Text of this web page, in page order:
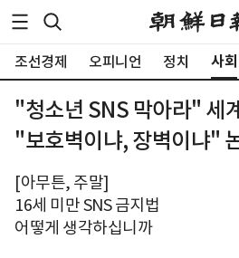
조선경제 오피니언 정치 사회
"청소년 SNS 막아라" 세
"보호벽이냐, 장벽이냐"
[아무튼, 주말]
16세 미만 SNS 금지법
어떻게 생각하십니까